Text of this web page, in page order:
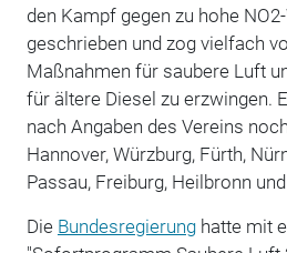
den Kampf gegen zu hohe
geschrieben und zog vielfach
Maßnahmen für saubere Luft
für ältere Diesel zu erzwingen.
nach Angaben des Vereins
Hannover, Würzburg, Fürth,
Passau, Freiburg, Heilbronn
Die Bundesregierunghatte mit